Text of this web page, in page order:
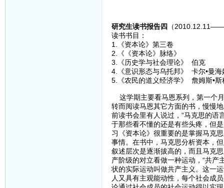
研究生读书报告四
（
读书书目：
1.《资本论》第三卷
2.《《资本论》脉络》
3.《历史学与社会理论》 伯克
4.《意识形态与乌托邦》 卡尔•曼海
5.《农民的道义经济学》 詹姆斯•斯
这学期主要看马恩系列，第一个
转而阅读马恩其它方面的书，慢慢
前读书会里有人说过，“马克思的语
于那些看不懂的还是有些头疼，但
习《资本论》很重要的是掌握马克
事情。在书中，马克思分析资本，
叙述层次是逐渐拔高的，而且马克
产阶级的对立看做一种运动，“共
状的实际运动叫做共产主义。这一
人又具有主观能动性，每个社会成